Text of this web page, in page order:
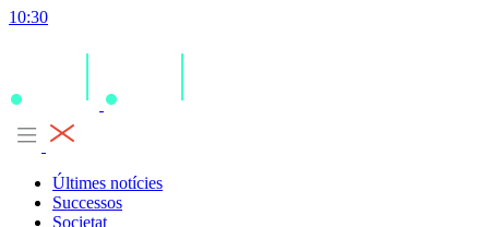
10:30
Últimes notícies
Successos
Societat